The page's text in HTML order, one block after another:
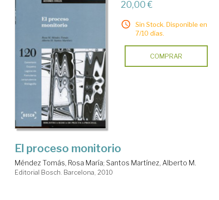
20,00 €
Sin Stock. Disponible en
7/10 días.
COMPRAR
El proceso monitorio
Méndez Tomás, Rosa María; Santos Martínez, Alberto M.
Editorial Bosch. Barcelona, 2010